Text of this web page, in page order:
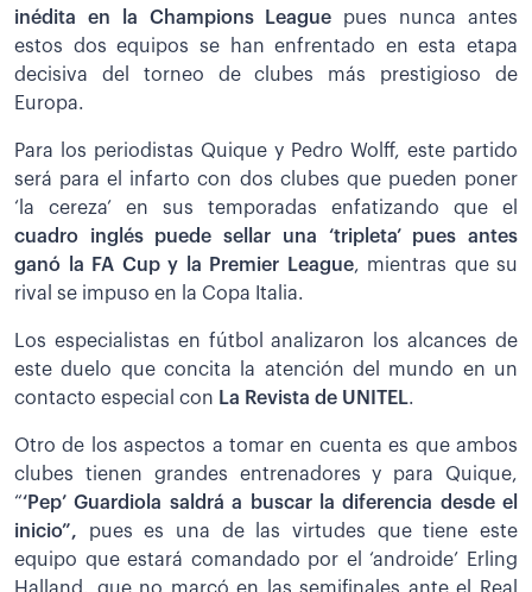
inédita en la Champions League pues nunca antes
estos dos equipos se han enfrentado en esta etapa
decisiva del torneo de clubes más prestigioso de
Europa.
Para los periodistas Quique y Pedro Wolff, este partido
será para el infarto con dos clubes que pueden poner
‘la cereza’ en sus temporadas enfatizando que el
cuadro inglés puede sellar una ‘tripleta’ pues antes
ganó la FA Cup y la Premier League, mientras que su
rival se impuso en la Copa Italia.
Los especialistas en fútbol analizaron los alcances de
este duelo que concita la atención del mundo en un
contacto especial con La Revista de UNITEL.
Otro de los aspectos a tomar en cuenta es que ambos
clubes tienen grandes entrenadores y para Quique,
“‘Pep’ Guardiola saldrá a buscar la diferencia desde el
inicio”, pues es una de las virtudes que tiene este
equipo que estará comandado por el ‘androide’ Erling
Halland, que no marcó en las semifinales ante el Real